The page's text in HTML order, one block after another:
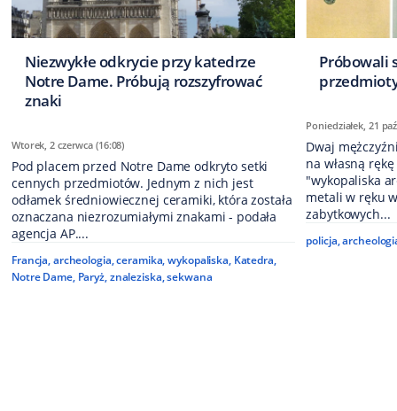
Niezwykłe odkrycie przy katedrze
Notre Dame. Próbują rozszyfrować
znaki
Wtorek, 2 czerwca (16:08)
Pod placem przed Notre Dame odkryto setki
cennych przedmiotów. Jednym z nich jest
odłamek średniowiecznej ceramiki, która została
oznaczana niezrozumiałymi znakami - podała
agencja AP....
Francja,archeologia,ceramika,wykopaliska, Katedra,
Notre Dame, Paryż,znaleziska,sekwana
Próbowali
Poniedziałek, 21
Dwaj
na własną
"wykopaliska
metali w ręku
zabytkowych...
policja,